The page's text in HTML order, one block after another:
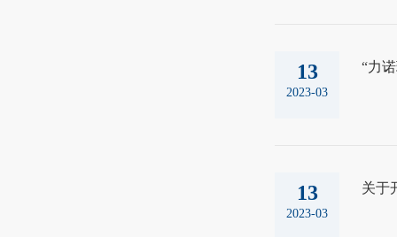
13
2023-03
“力
13
2023-03
关于